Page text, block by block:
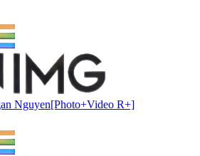
Nguyen[Photo+Video R+]